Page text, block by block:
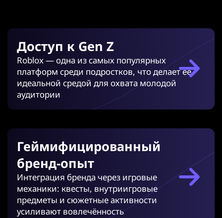
Доступ к Gen Z
Roblox — одна из самых популярных
платформ среди подростков, что делает её
идеальной средой для охвата молодой
аудитории
Геймифицированный
бренд-опыт
Интеграция бренда через игровые
механики: квесты, внутриигровые
предметы и сюжетные активности
усиливают вовлечённость